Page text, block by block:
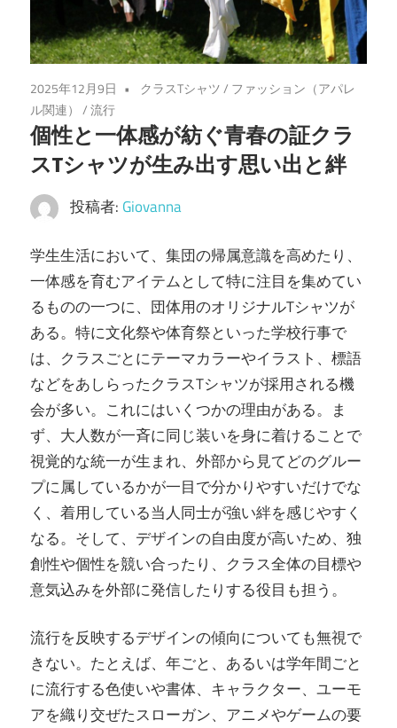
特
別
な
一
枚
を
作
ろ
う！
2025年12月9日 クラスTシャツ/ ファッション（アパレ
ル関連） /流行
個性と一体感が紡ぐ青春の証クラ
スTシャツが生み出す思い出と絆
投稿者: Giovanna
学生生活において、集団の帰属意識を高めたり、
一体感を育むアイテムとして特に注目を集めてい
るものの一つに、団体用のオリジナルTシャツが
ある。 特に文化祭や体育祭といった学校行事で
は、クラスごとにテーマカラーやイラスト、標語
などをあしらったクラスTシャツが採用される機
会が多い。これにはいくつかの理由がある。ま
ず、大人数が一斉に同じ装いを身に着けることで
視覚的な統一が生まれ、外部から見てどのグルー
プに属しているかが一目で分かりやすいだけでな
く、着用している当人同士が強い絆を感じやすく
なる。そして、デザインの自由度が高いため、独
創性や個性を競い合ったり、クラス全体の目標や
意気込みを外部に発信したりする役目も担う。
流行を反映するデザインの傾向についても無視で
きない。たとえば、年ごと、あるいは学年間ごと
に流行する色使いや書体、キャラクター、ユーモ
アを織り交ぜたスローガン、アニメやゲームの要